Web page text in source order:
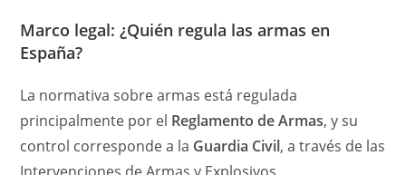
Marco legal: ¿Quién regula las armas en
España?
La normativa sobre armas está regulada
principalmente por el Reglamento de Armas, y su
control corresponde a la Guardia Civil, a través de las
Intervenciones de Armas y Explosivos.